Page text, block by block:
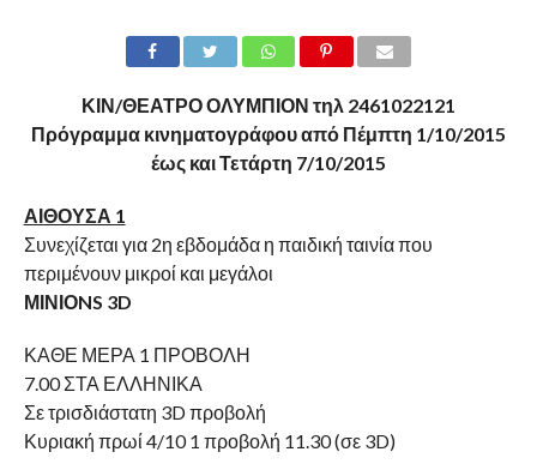
ΚΙΝ/ΘΕΑΤΡΟ ΟΛΥΜΠΙΟΝ τηλ 2461022121
Πρόγραμμα κινηματογράφου από Πέμπτη 1/10/2015
έως και Τετάρτη 7/10/2015
ΑΙΘΟΥΣΑ 1
Συνεχίζεται για 2η εβδομάδα η παιδική ταινία που
περιμένουν μικροί και μεγάλοι
ΜΙΝΙΟNS 3D
ΚΑΘΕ ΜΕΡΑ 1 ΠΡΟΒΟΛΗ
7.00 ΣΤΑ ΕΛΛΗΝΙΚΑ
Σε τρισδιάστατη 3D προβολή
Κυριακή πρωί 4/10 1 προβολή 11.30 (σε 3D)